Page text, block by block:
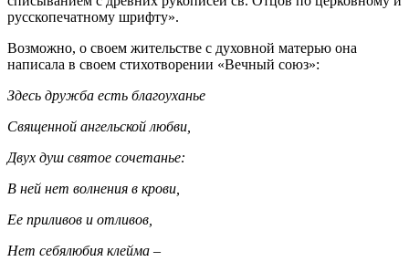
русскопечатному шрифту».
Возможно, о своем жительстве с духовной матерью она
написала в своем стихотворении «Вечный союз»:
Здесь дружба есть благоуханье
Священной ангельской любви,
Двух душ святое сочетанье:
В ней нет волнения в крови,
Ее приливов и отливов,
Нет себялюбия клейма –